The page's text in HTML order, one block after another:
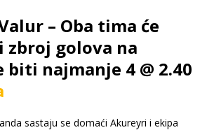
– Oba tima će
zbroj golova na
najmanje 4 @ 2.40
sastaju se domaći Akureyri i ekipa